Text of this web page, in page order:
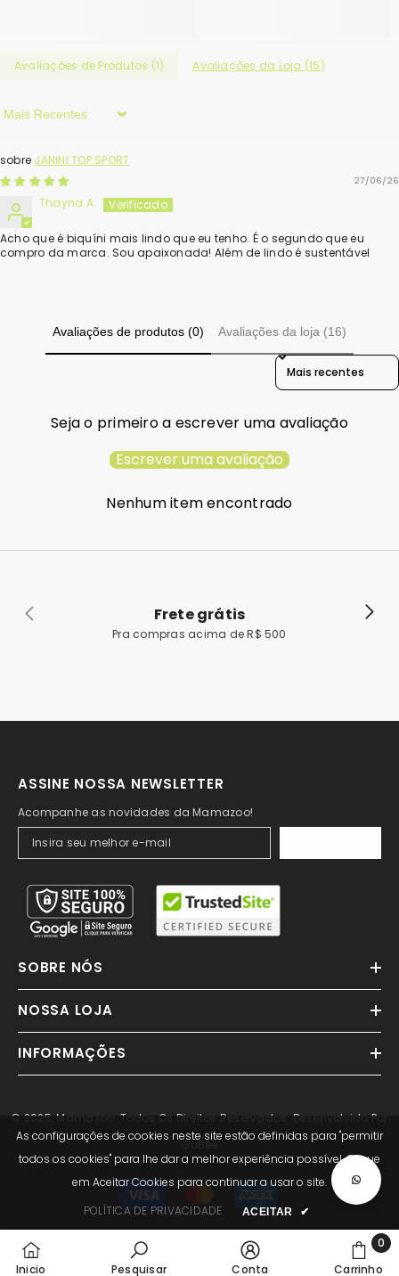
Avaliações de Produtos (1) Avaliações da Loja (15)
Sort By
JANINI TOP SPORT
27/06/26
Thayna A.
Acho que é biquíni mais lindo que eu tenho. É o segundo que eu
compro da marca. Sou apaixonada! Além de lindo é sustentável
Avaliações de produtos (0) Avaliações da loja (16)
Sort Reviews By
Seja o primeiro a escrever uma avaliação
Escrever uma avaliação
Nenhum item encontrado
Frete grátis
Pra compras acima de R$ 500
ASSINE NOSSA NEWSLETTER
Acompanhe as novidades da Mamazoo!
SOBRE NÓS
NOSSA LOJA
INFORMAÇÕES
© 2025, Mamazoo. Todos Os Direitos Reservados. Desenvolvido Por
GoBee
Métodos
de
Inicio Pesquisar Conta Carrinho
0
As configurações de cookies neste site estão definidas para "permitir
todos os cookies" para lhe dar a melhor experiência possível. Clique
em Aceitar Cookies para continuar a usar o site.
POLÍTICA DE PRIVACIDADE
ACEITAR ✔